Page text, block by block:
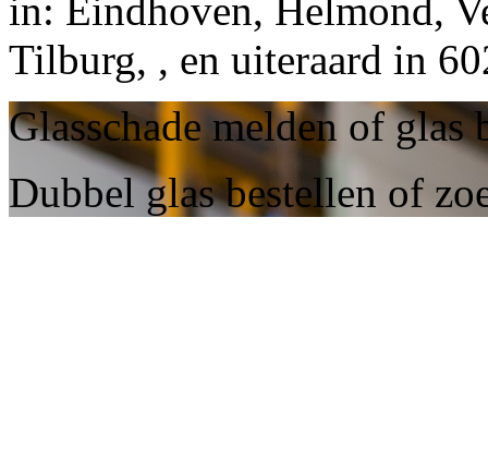
in: Eindhoven, Helmond,
Tilburg, , en uiteraard in
Glasschade melden of glas
Dubbel glas bestellen of